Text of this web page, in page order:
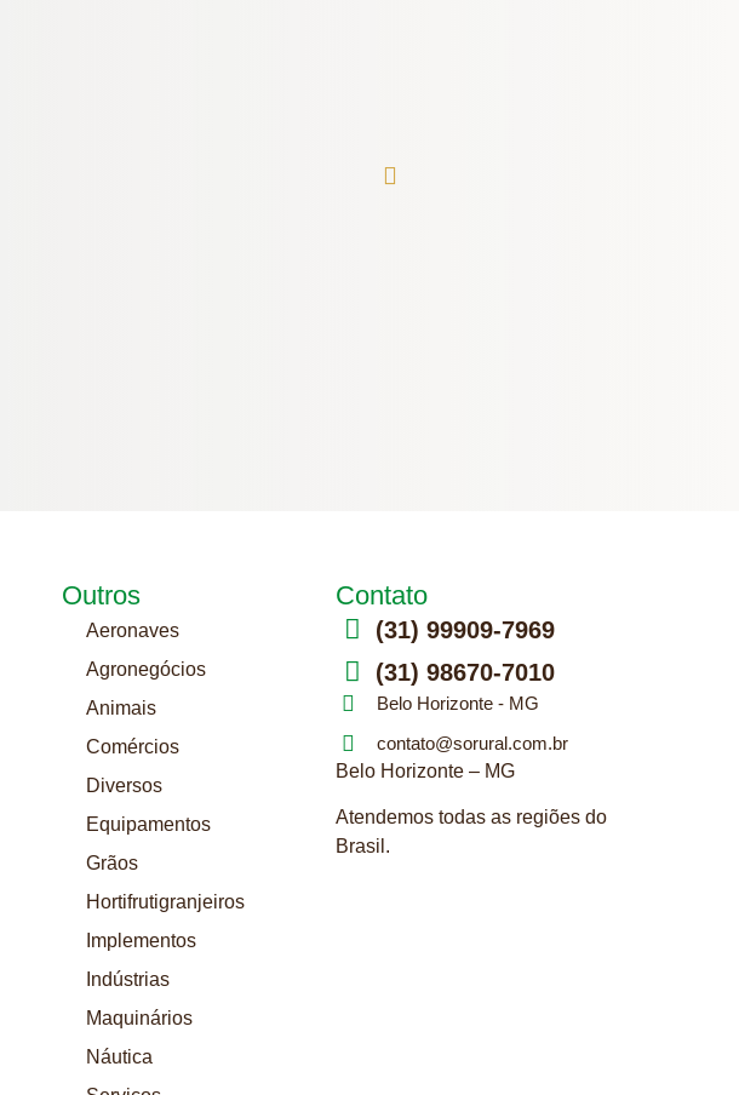
Outros
Aeronaves
Agronegócios
Animais
Comércios
Diversos
Equipamentos
Grãos
Hortifrutigranjeiros
Implementos
Indústrias
Maquinários
Náutica
Contato
(31) 99909-7969
(31) 98670-7010
Belo Horizonte - MG
contato@sorural.com.br
Belo Horizonte – MG
Atendemos todas as regiões do
Brasil.